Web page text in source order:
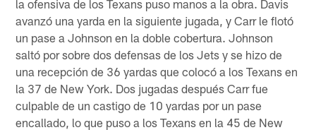
la ofensiva de los Texans puso manos a la obra. Davis
avanzó una yarda en la siguiente jugada, y Carr le flotó
un pase a Johnson en la doble cobertura. Johnson
saltó por sobre dos defensas de los Jets y se hizo de
una recepción de 36 yardas que colocó a los Texans en
la 37 de New York. Dos jugadas después Carr fue
culpable de un castigo de 10 yardas por un pase
encallado, lo que puso a los Texans en la 45 de New